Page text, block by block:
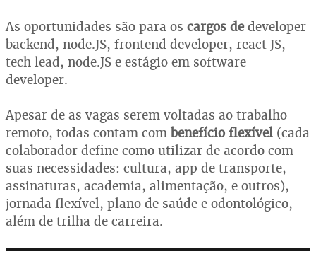
As oportunidades são para os cargos dedeveloper
backend, node.JS, frontend developer, react JS,
tech lead, node.JS e estágio em software
developer.
Apesar de as vagas serem voltadas ao trabalho
remoto, todas contam com benefício flexível (cada
colaborador define como utilizar de acordo com
suas necessidades: cultura, app de transporte,
assinaturas, academia, alimentação, e outros),
jornada flexível, plano de saúde e odontológico,
além de trilha de carreira.